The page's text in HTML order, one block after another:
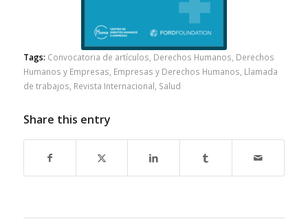
Tags: Convocatoria de artículos, Derechos Humanos, Derechos
Humanos y Empresas, Empresas y Derechos Humanos, Llamada
de trabajos, Revista Internacional, Salud
Share this entry